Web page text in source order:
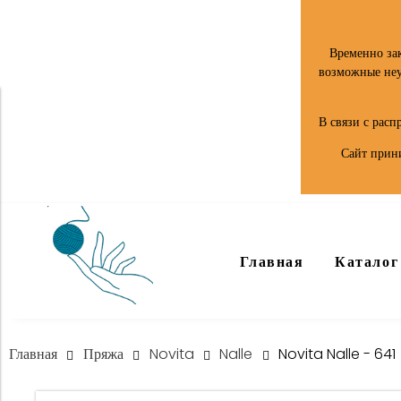
Временно
возможные
В связи с
Сайт
Главная Каталог
Главная Пряжа Novita Nalle Novita Nalle - 641